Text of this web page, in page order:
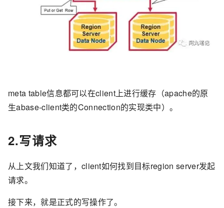
meta table信息都可以在client上进行缓存（apache的原
生abase-client类的Connection的实现类中）。
2.写请求
从上文我们知道了，client如何找到目标region server发起
请求。
接下来，就是正式的写操作了。